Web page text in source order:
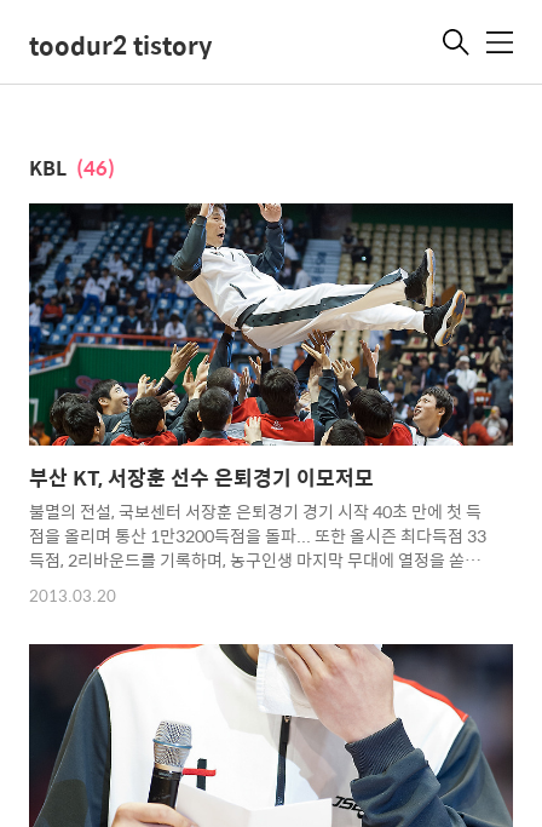
toodur2 tistory 메
KBL (46)
부산 KT, 서장훈 선수 은퇴경기 이모저모
불멸의 전설, 국보센터 서장훈 은퇴경기 경기 시작 40초 만에 첫 득
점을 올리며 통산 1만3200득점을 돌파... 또한 올시즌 최다득점 33
득점, 2리바운드를 기록하며, 농구인생 마지막 무대에 열정을 쏟아
부었다. 이날 '월드스타' 싸이(시투 포함), 스피드스케이팅 이규혁
선수가 경기관람과 은퇴식까지 자리를 지켰으며, 가수 솔비가 은퇴
을 참지못한 국보센터 서장훈 보는 팬들의 눈시울도 붉게 만들었다.
이제 끝이 아닌 또다른 도전으로 제2의 멋진 무대를 보여줬으면...
그동안 정말 수고하셨습니다... 감사합니다...^^* Copyright
2012. toodur2 All pictures cannot be copied without
permissi..
2013.03.20